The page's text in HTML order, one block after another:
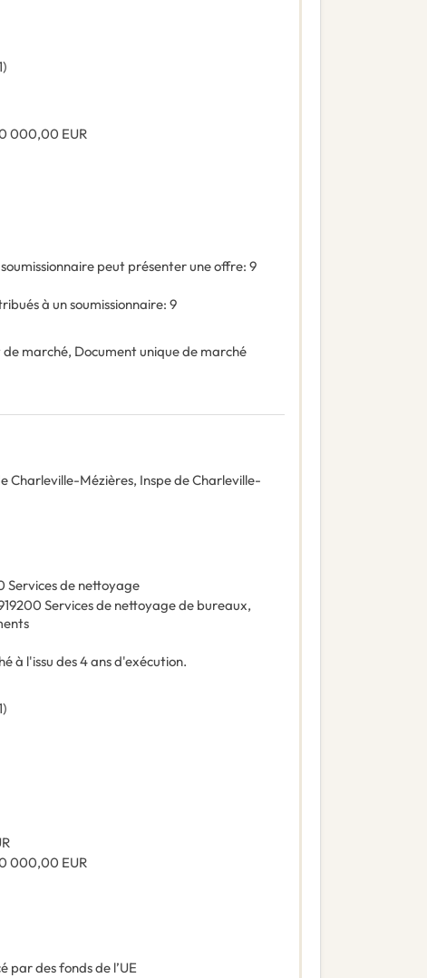
)
000,00 EUR
peut présenter une offre: 9
à un soumissionnaire: 9
de marché, Document unique de marché
Charleville-Mézières, Inspe de Charleville-
Services de nettoyage
Services de nettoyage de bureaux,
à l'issu des 4 ans d'exécution.
)
000,00 EUR
par des fonds de l’UE